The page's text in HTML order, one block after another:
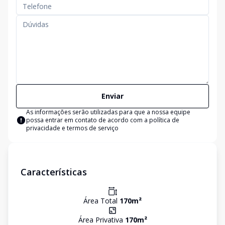
Enviar
As informações serão utilizadas para que a nossa equipe
possa entrar em contato de acordo com a política de
privacidade e termos de serviço
Características
Área Total 170m²
Área Privativa 170m²